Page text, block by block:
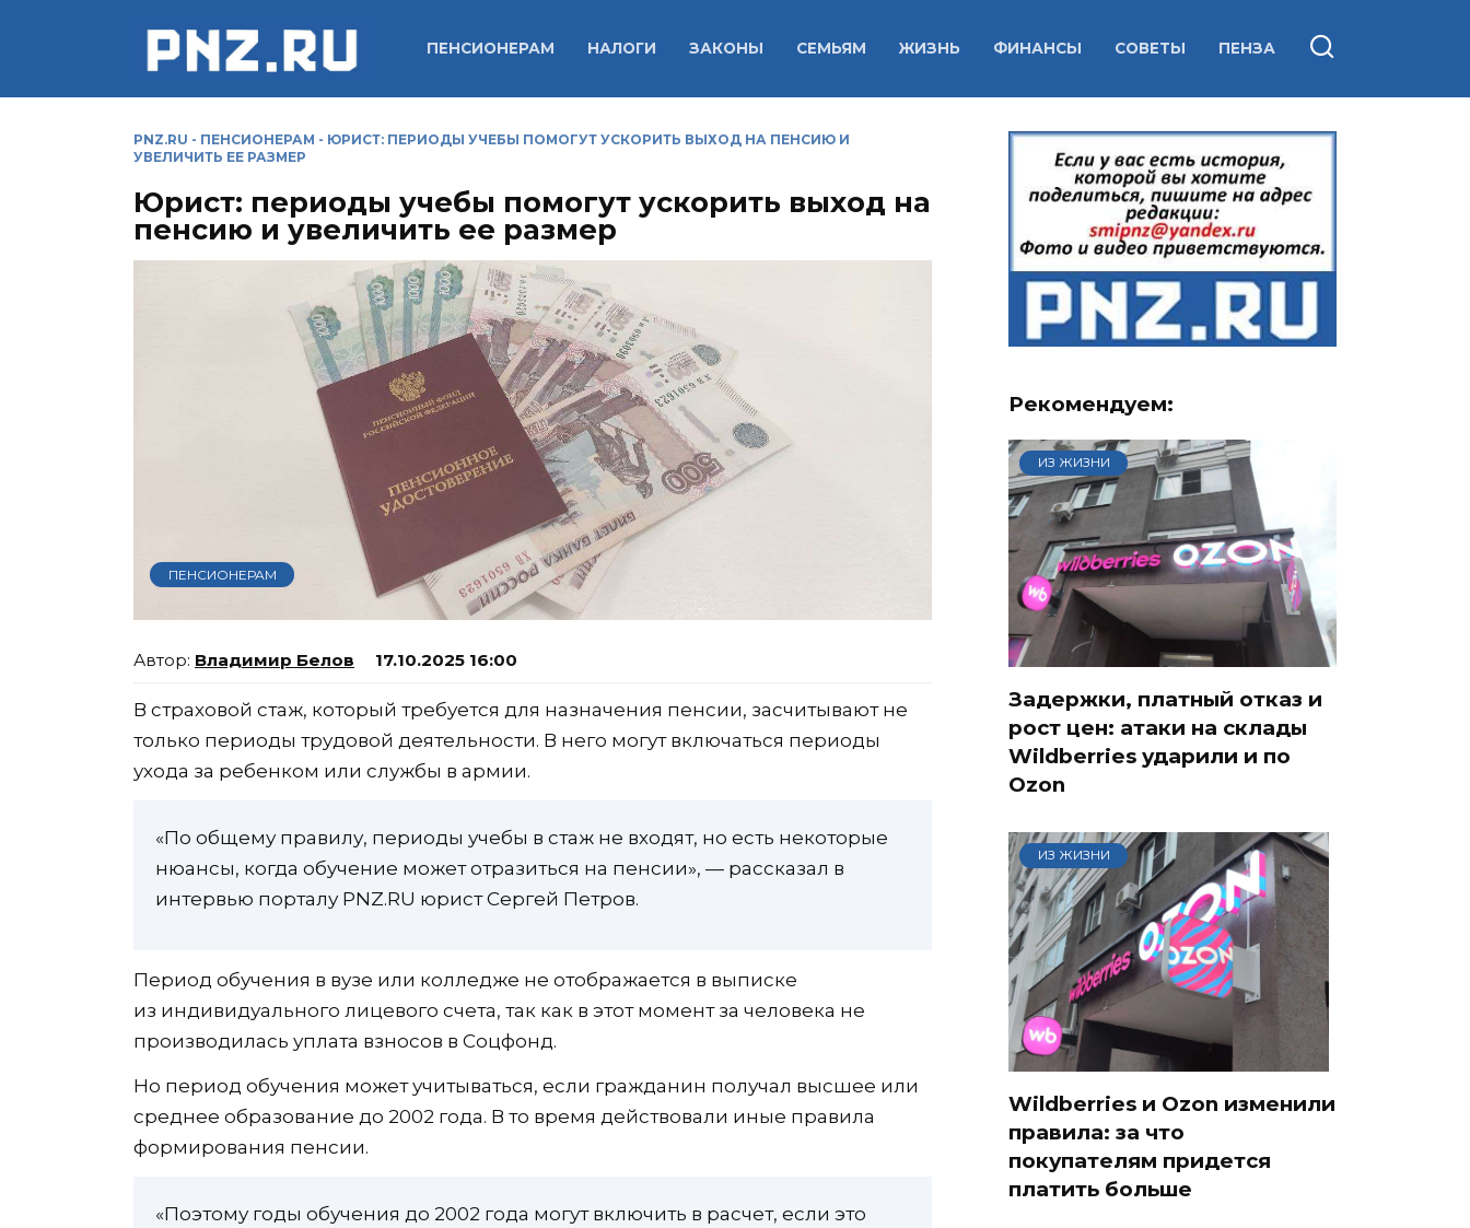
ПЕНСИОНЕРАМ НАЛОГИ ЗАКОНЫ СЕМЬЯМ ЖИЗНЬ ФИНАНСЫ СОВЕТЫ ПЕНЗА
PNZ.RU - ПЕНСИОНЕРАМ - ЮРИСТ: ПЕРИОДЫ УЧЕБЫ ПОМОГУТ УСКОРИТЬ ВЫХОД НА ПЕНСИЮ И
УВЕЛИЧИТЬ ЕЕ РАЗМЕР
Юрист: периоды учебы помогут ускорить выход на
пенсию и увеличить ее размер
ПЕНСИОНЕРАМ
Владимир Белов 17.10.2025 16:00
В страховой стаж, который требуется для назначения пенсии, засчитывают не
только периоды трудовой деятельности. В него могут включаться периоды
ухода за ребенком или службы в армии.
«По общему правилу, периоды учебы в стаж не входят, но есть некоторые
нюансы, когда обучение может отразиться на пенсии», — рассказал в
интервью порталу PNZ.RU юрист Сергей Петров.
Период обучения в вузе или колледже не отображается в выписке
из индивидуального лицевого счета, так как в этот момент за человека не
производилась уплата взносов в Соцфонд.
Но период обучения может учитываться, если гражданин получал высшее или
среднее образование до 2002 года. В то время действовали иные правила
формирования пенсии.
«Поэтому годы обучения до 2002 года могут включить в расчет, если это
Рекомендуем:
ИЗ ЖИЗНИ
Задержки, платный отказ и
рост цен: атаки на склады
Wildberries ударили и по
Ozon
ИЗ ЖИЗНИ
Wildberries и Ozon изменили
правила: за что
покупателям придется
платить больше